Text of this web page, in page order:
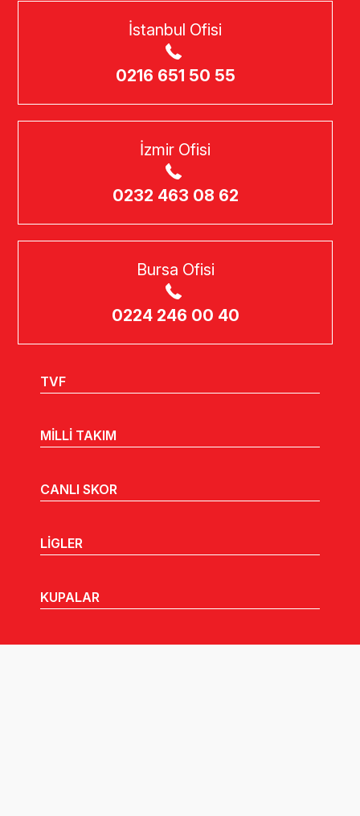
İstanbul Ofisi
0216 651 50 55
İzmir Ofisi
0232 463 08 62
Bursa Ofisi
0224 246 00 40
TVF
MİLLİ TAKIM
CANLI SKOR
LİGLER
KUPALAR